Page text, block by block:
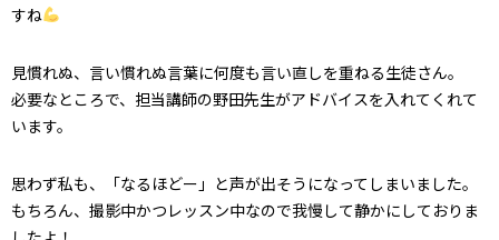
すね
見慣れぬ、言い慣れぬ言葉に何度も言い直しを重ねる生徒さん。
必要なところで、担当講師の野田先生がアドバイスを入れてくれて
います。
思わず私も、「なるほどー」と声が出そうになってしまいました。
もちろん、撮影中かつレッスン中なので我慢して静かにしておりま